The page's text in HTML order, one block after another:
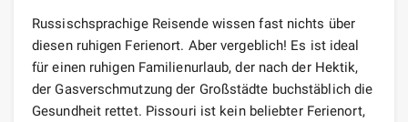
Russischsprachige Reisende wissen fast nichts über
diesen ruhigen Ferienort. Aber vergeblich! Es ist ideal
für einen ruhigen Familienurlaub, der nach der Hektik,
der Gasverschmutzung der Großstädte buchstäblich die
Gesundheit rettet. Pissouri ist kein beliebter Ferienort,